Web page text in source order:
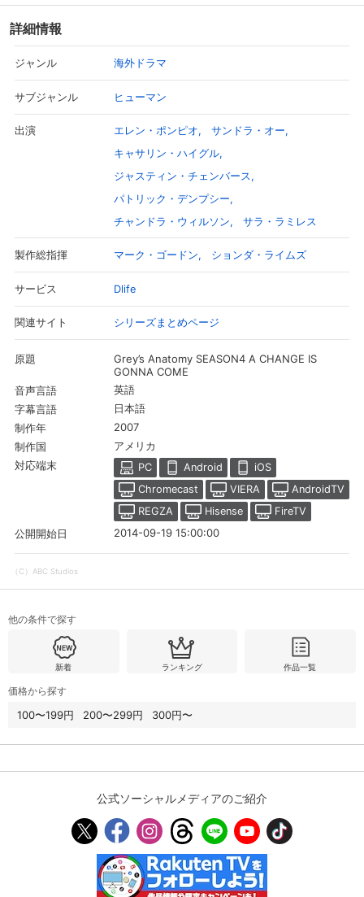
会員設定 会員情報
会員情報変更
基本情報、本人連絡先、パスワード 、クレ
ジットカード情報の変更が可能です。
決済方法の変更が可能です。
Myクーポン
現在獲得済みのお得なクーポンを確認でき
ます。
購入履歴
と便利です。
お気に入りに登録した作品を確認できま
能です。
サイト内の閲覧履歴を確認できます。履歴
の削除も可能です。
サイト内で表示される作品の表示制限が可
能です。5段階の年齢区分から選択できま
す。
詳細情報
ジャンル 海外ドラマ
サブジャンル ヒューマン
出演 エレン・ポンピオ
サンドラ・オー
キャサリン・ハイグル
ジャスティン・チェンバース
パトリック・デンプシー
チャンドラ・ウィルソン
サラ・ラミレス
製作総指揮 マーク・ゴードン ションダ・ライムズ
サービス Dlife
関連サイト シリーズまとめページ
原題
Grey’s Anatomy SEASON4 A CHANGE IS
GONNA COME
音声言語 英語
字幕言語 日本語
制作年 2007
制作国 アメリカ
対応端末 PC Android
iOS
Chromecast
VIERA
AndroidTV
REGZA
Hisense
FireTV
公開開始日
2014-09-19 15:00:00
（C）ABC Studios
他の条件で探す
新着 ランキング 作品一覧
価格から探す
100〜199円 200〜299円 300円〜
公式ソーシャルメディアのご紹介